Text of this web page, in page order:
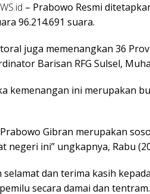
– Prabowo Resmi
96.214.691 suara.
juga memenangkan 36
Barisan RFG Sulsel,
kemenangan ini merupakan
Gibran merupakan
negeri ini” ungkapnya, Rabu
selamat dan terima kasih
secara damai dan tentram.